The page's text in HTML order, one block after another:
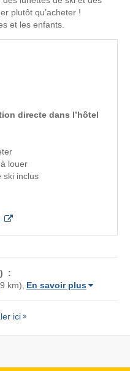
plutôt qu’acheter !
et les enfants.
directe dans l’hôtel
louer
ski inclus
:
km), En savoir plus
ici